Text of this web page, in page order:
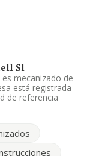
Sl
mecanizado de
está registrada
de referencia
es 2553.
exportación.
por